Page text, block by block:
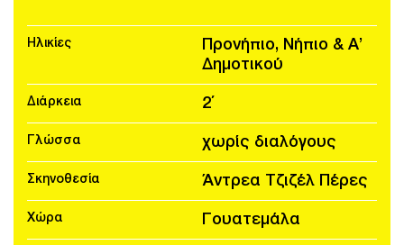
Ηλικίες
Προνήπιο, Νήπιο & Α’
Δημοτικού
Διάρκεια 2΄
Γλώσσα χωρίς διαλόγους
Σκηνοθεσία Άντρεα Τζιζέλ Πέρες
Χώρα Γουατεμάλα